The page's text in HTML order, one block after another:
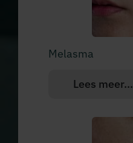
Melasma
Lees meer...